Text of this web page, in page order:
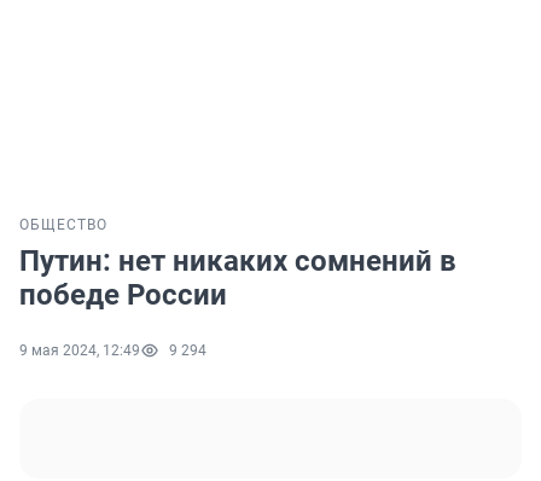
ОБЩЕСТВО
Путин: нет никаких сомнений в
победе России
9 мая 2024, 12:49 9 294